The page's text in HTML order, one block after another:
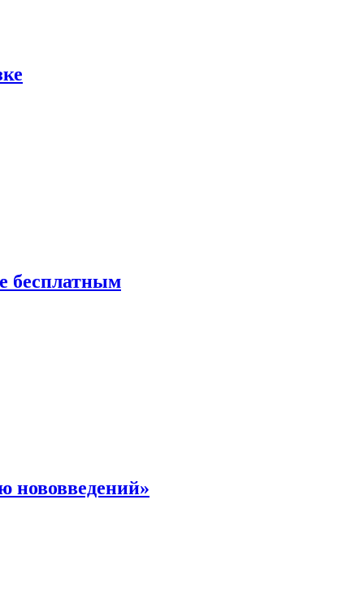
бесплатным
нововведений»